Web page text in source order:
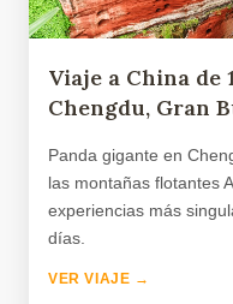
Viaje a China de 14
Chengdu, Gran
Panda gigante en
las montañas flotantes
experiencias más
días.
VER VIAJE →